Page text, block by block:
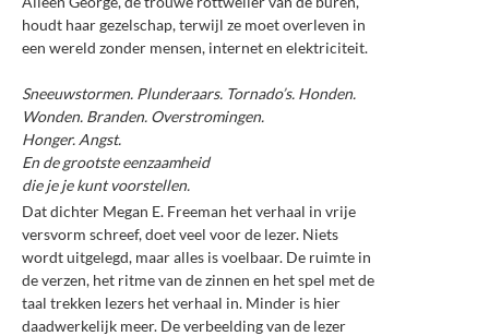
houdt haar gezelschap, terwijl ze moet overleven in
een wereld zonder mensen, internet en elektriciteit.
Sneeuwstormen. Plunderaars. Tornado’s. Honden.
Wonden. Branden. Overstromingen.
Honger. Angst.
En de grootste eenzaamheid
die je je kunt voorstellen.
Dat dichter Megan E. Freeman het verhaal in vrije
versvorm schreef, doet veel voor de lezer. Niets
wordt uitgelegd, maar alles is voelbaar. De ruimte in
de verzen, het ritme van de zinnen en het spel met de
taal trekken lezers het verhaal in. Minder is hier
daadwerkelijk meer. De verbeelding van de lezer